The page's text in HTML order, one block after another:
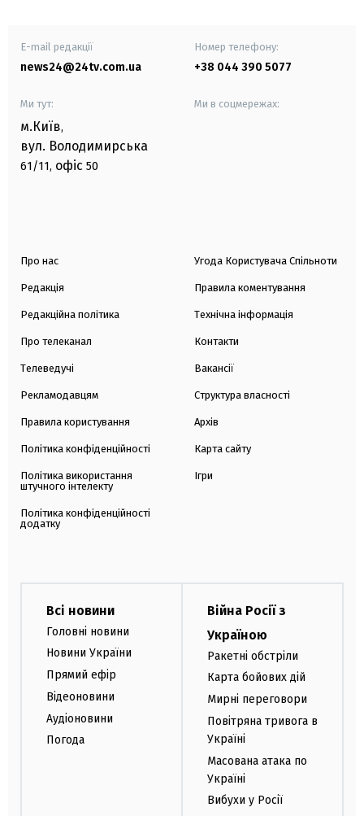
E-mail редакції
news24@24tv.com.ua
Номер телефону:
+38 044 390 5077
Ми тут:
м.Київ,
вул. Володимирська
61/11, офіс 50
Ми в соцмережах:
Про нас
Редакція
Редакційна політика
Про телеканал
Телеведучі
Рекламодавцям
Правила користування
Політика конфіденційності
Політика використання
штучного інтелекту
Політика конфіденційності
додатку
Угода Користувача Спільноти
Правила коментування
Технічна інформація
Контакти
Вакансії
Структура власності
Архів
Карта сайту
Ігри
Всі новини
Головні новини
Новини України
Прямий ефір
Відеоновини
Аудіоновини
Погода
Війна Росії з
Україною
Ракетні обстріли
Карта бойових дій
Мирні переговори
Повітряна тривога в
Україні
Масована атака по
Україні
Вибухи у Росії